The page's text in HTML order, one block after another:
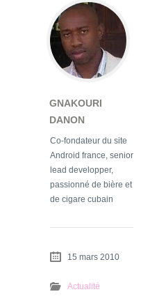
GNAKOURI
DANON
Co-fondateur du site
Android france, senior
lead developper,
passionné de bière et
de cigare cubain
15 mars 2010
Actualité